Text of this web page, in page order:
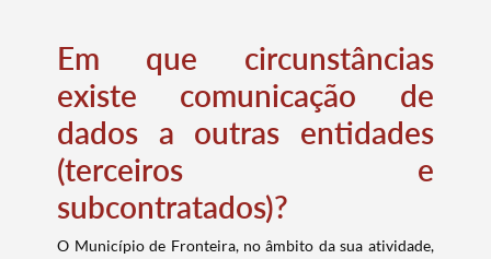
Em que circunstâncias
existe comunicação de
dados a outras entidades
(terceiros e
subcontratados)?
O Município de Fronteira, no âmbito da sua atividade,